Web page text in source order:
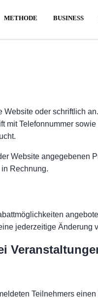
METHODE(CURRENT)
BUSINESS
oder schriftlich
mit Telefonnummer
Website angegebenen
Rechnung.
jederzeitige Änderung
Teilnehmers